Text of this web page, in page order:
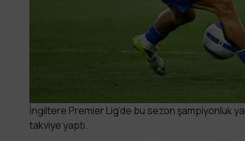
İngiltere Premier Lig’de bu sezon şampiyonluk
takviye yaptı.